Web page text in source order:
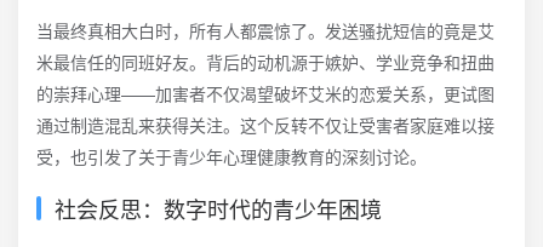
当最终真相大白时，所有人都震惊了。发送骚扰短信的竟是艾
米最信任的同班好友。背后的动机源于嫉妒、学业竞争和扭曲
的崇拜心理——加害者不仅渴望破坏艾米的恋爱关系，更试图
通过制造混乱来获得关注。这个反转不仅让受害者家庭难以接
受，也引发了关于青少年心理健康教育的深刻讨论。
社会反思：数字时代的青少年困境